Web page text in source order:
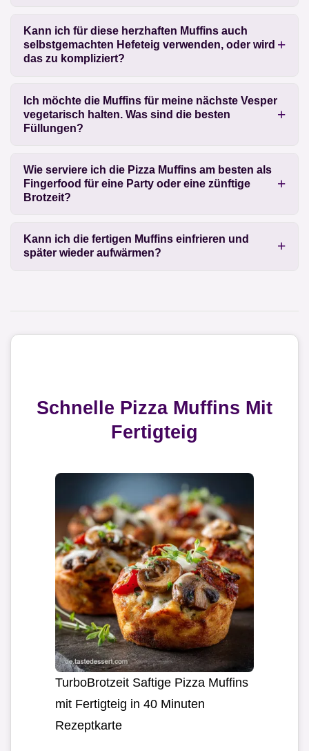
Kann ich für diese herzhaften Muffins auch
selbstgemachten Hefeteig verwenden, oder wird
das zu kompliziert?
Ich möchte die Muffins für meine nächste Vesper
vegetarisch halten. Was sind die besten
Füllungen?
Wie serviere ich die Pizza Muffins am besten als
Fingerfood für eine Party oder eine zünftige
Brotzeit?
Kann ich die fertigen Muffins einfrieren und
später wieder aufwärmen?
Schnelle Pizza Muffins Mit
Fertigteig
TurboBrotzeit Saftige Pizza Muffins
mit Fertigteig in 40 Minuten
Rezeptkarte